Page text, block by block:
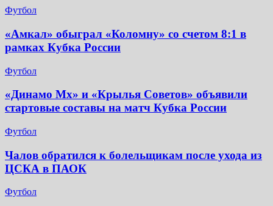
Футбол
«Амкал» обыграл «Коломну» со счетом 8:1 в
рамках Кубка России
Футбол
«Динамо Мх» и «Крылья Советов» объявили
стартовые составы на матч Кубка России
Футбол
Чалов обратился к болельщикам после ухода из
ЦСКА в ПАОК
Футбол